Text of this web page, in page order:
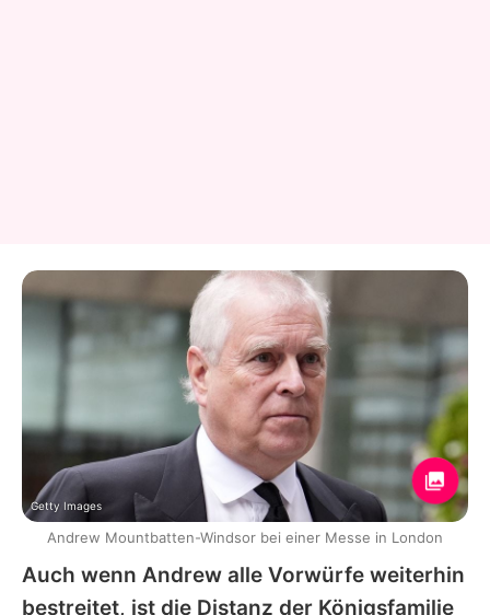
Auch wenn Andrew alle Vorwürfe weiterhin
bestreitet, ist die Distanz der Königsfamilie
Getty Images
Andrew Mountbatten-Windsor bei einer Messe in London